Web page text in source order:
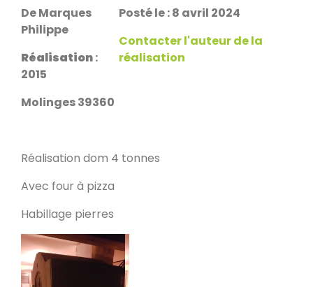
PDM Yoloxalis
Les Salelles 48230
Granville 50400
PDM modèle S
Urmatt 67280
Poele de masse L
De Marques
Philippe
Réalisation:
2015
Molinges 39360
Posté le : 8 avril 2024
Contacter l'auteur de la
réalisation
Réalisation dom 4 tonnes
Avec four à pizza
Habillage pierres